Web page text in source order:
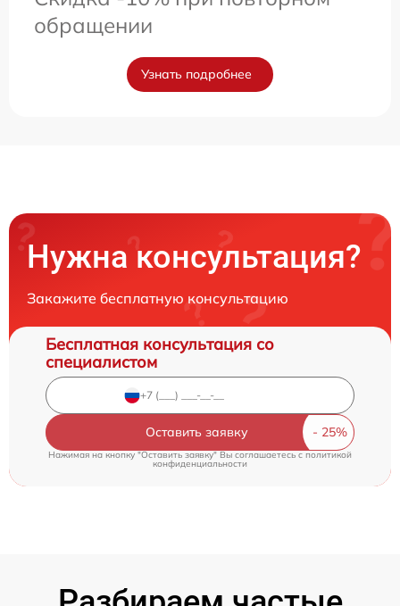
обращении
Узнать подробнее
Нужна консультация?
Закажите бесплатную консультацию
Бесплатная консультация со
специалистом
Оставить заявку
Нажимая на кнопку "Оставить заявку" Вы соглашаетесь cполитикой
конфиденциальности